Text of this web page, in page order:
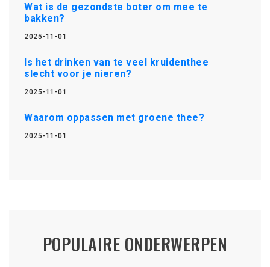
Wat is de gezondste boter om mee te
bakken?
2025-11-01
Is het drinken van te veel kruidenthee
slecht voor je nieren?
2025-11-01
Waarom oppassen met groene thee?
2025-11-01
POPULAIRE ONDERWERPEN